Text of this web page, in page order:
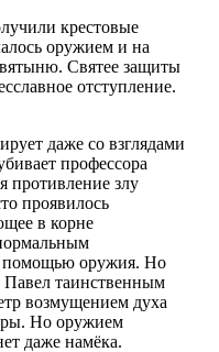
крестовые
оружием и на
Святее защиты
отступление.
даже со взглядами
профессора
противление злу
проявилось
в корне
помощью оружия. Но
Павел таинственным
возмущением духа
Но оружием
даже намёка.